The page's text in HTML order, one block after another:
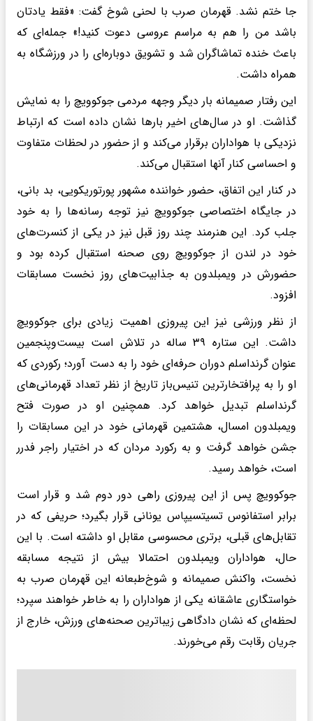
جا ختم نشد. قهرمان صرب با لحنی شوخ گفت: «فقط یادتان
باشد من را هم به مراسم عروسی دعوت کنید!» جمله‌ای که
باعث خنده تماشاگران شد و تشویق دوباره‌ای را در ورزشگاه به
همراه داشت.
این رفتار صمیمانه بار دیگر وجهه مردمی جوکوویچ را به نمایش
گذاشت. او در سال‌های اخیر بارها نشان داده است که ارتباط
نزدیکی با هواداران برقرار می‌کند و از حضور در لحظات متفاوت
و احساسی کنار آنها استقبال می‌کند.
در کنار این اتفاق، حضور خواننده مشهور پورتوریکویی، بد بانی،
در جایگاه اختصاصی جوکوویچ نیز توجه رسانه‌ها را به خود
جلب کرد. این هنرمند چند روز قبل نیز در یکی از کنسرت‌های
خود در لندن از جوکوویچ روی صحنه استقبال کرده بود و
حضورش در ویمبلدون به جذابیت‌های روز نخست مسابقات
افزود.
از نظر ورزشی نیز این پیروزی اهمیت زیادی برای جوکوویچ
داشت. این ستاره ۳۹ ساله در تلاش است بیست‌وپنجمین
عنوان گرنداسلم دوران حرفه‌ای خود را به دست آورد؛ رکوردی که
او را به پرافتخارترین تنیس‌باز تاریخ از نظر تعداد قهرمانی‌های
گرنداسلم تبدیل خواهد کرد. همچنین او در صورت فتح
ویمبلدون امسال، هشتمین قهرمانی خود در این مسابقات را
جشن خواهد گرفت و به رکورد مردان که در اختیار راجر فدرر
است، خواهد رسید.
جوکوویچ پس از این پیروزی راهی دور دوم شد و قرار است
برابر استفانوس تسیتسیپاس یونانی قرار بگیرد؛ حریفی که در
تقابل‌های قبلی، برتری محسوسی مقابل او داشته است. با این
حال، هواداران ویمبلدون احتمالا بیش از نتیجه مسابقه
نخست، واکنش صمیمانه و شوخ‌طبعانه این قهرمان صرب به
خواستگاری عاشقانه یکی از هواداران را به خاطر خواهند سپرد؛
لحظه‌ای که نشان دادگاهی زیباترین صحنه‌های ورزش، خارج از
جریان رقابت رقم می‌خورند.